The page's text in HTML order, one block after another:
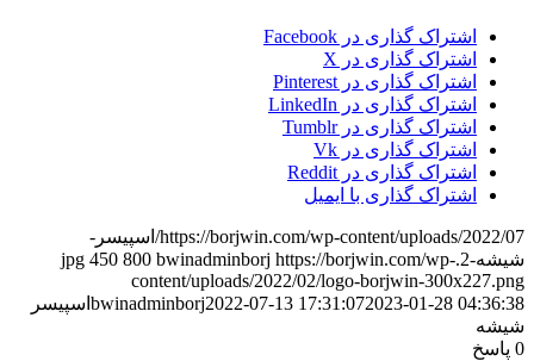
اشتراک گذاری در Facebook
اشتراک گذاری در X
اشتراک گذاری در Pinterest
اشتراک گذاری در LinkedIn
اشتراک گذاری در Tumblr
اشتراک گذاری در Vk
اشتراک گذاری در Reddit
اشتراک گذاری با ایمیل
https://borjwin.com/wp-content/uploads/2022/07/اسپیسر-
شیشه-2.jpg
450 800 bwinadminborj https://borjwin.com/wp-
content/uploads/2022/02/logo-borjwin-300x227.png
bwinadminborj2022-07-13 17:31:072023-01-28 04:36:38
اسپیسر
شیشه
0 پاسخ